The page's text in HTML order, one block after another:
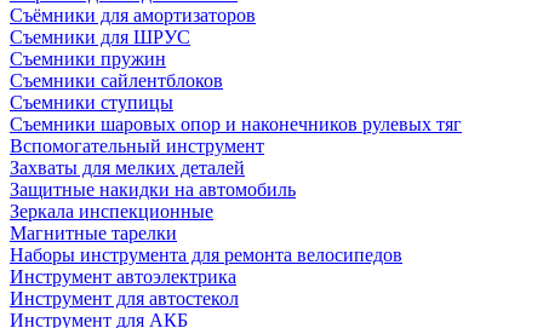
Съёмники для амортизаторов
Съемники для ШРУС
Съемники пружин
Съемники сайлентблоков
Съемники ступицы
Съемники шаровых опор и наконечников рулевых тяг
Вспомогательный инструмент
Захваты для мелких деталей
Защитные накидки на автомобиль
Зеркала инспекционные
Магнитные тарелки
Наборы инструмента для ремонта велосипедов
Инструмент автоэлектрика
Инструмент для автостекол
Инструмент для АКБ